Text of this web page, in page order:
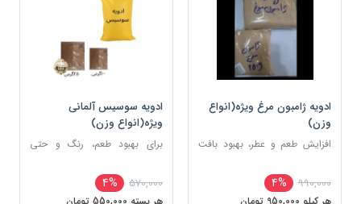
ادویه ژامبون مرغ ویژه(انواع
وزن)
افزایش طعم و عطر، بهبود بافت
گوشت
990,000
4%
ادویه سوسیس آلمانی
ویژه(انواع وزن)
برای بهبود طعم، رنگ و حتی
570,000
4%